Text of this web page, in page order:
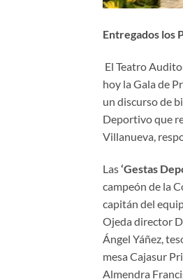
Entregados los
El Teatro
hoy la Gala de
un discurso de
Deportivo que
Villanueva,
Las‘Gestas
campeón de la
capitán del
Ojeda director
Ángel Yáñez,
mesa Cajasur
Almendra